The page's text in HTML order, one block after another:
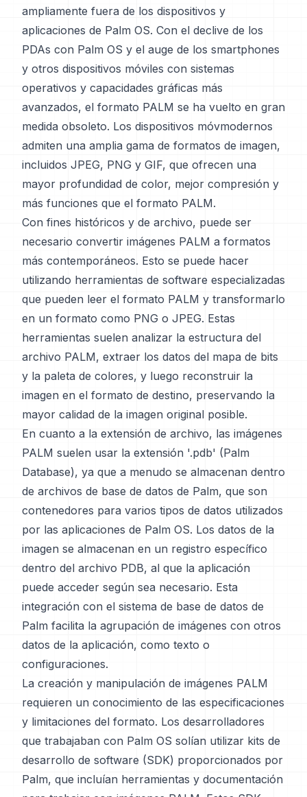
ampliamente fuera de los dispositivos y
aplicaciones de Palm OS. Con el declive de los
PDAs con Palm OS y el auge de los smartphones
y otros dispositivos móviles con sistemas
operativos y capacidades gráficas más
avanzados, el formato PALM se ha vuelto en gran
medida obsoleto. Los dispositivos móvmodernos
admiten una amplia gama de formatos de imagen,
incluidos JPEG, PNG y GIF, que ofrecen una
mayor profundidad de color, mejor compresión y
más funciones que el formato PALM.
Con fines históricos y de archivo, puede ser
necesario convertir imágenes PALM a formatos
más contemporáneos. Esto se puede hacer
utilizando herramientas de software especializadas
que pueden leer el formato PALM y transformarlo
en un formato como PNG o JPEG. Estas
herramientas suelen analizar la estructura del
archivo PALM, extraer los datos del mapa de bits
y la paleta de colores, y luego reconstruir la
imagen en el formato de destino, preservando la
mayor calidad de la imagen original posible.
En cuanto a la extensión de archivo, las imágenes
PALM suelen usar la extensión '.pdb' (Palm
Database), ya que a menudo se almacenan dentro
de archivos de base de datos de Palm, que son
contenedores para varios tipos de datos utilizados
por las aplicaciones de Palm OS. Los datos de la
imagen se almacenan en un registro específico
dentro del archivo PDB, al que la aplicación
puede acceder según sea necesario. Esta
integración con el sistema de base de datos de
Palm facilita la agrupación de imágenes con otros
datos de la aplicación, como texto o
configuraciones.
La creación y manipulación de imágenes PALM
requieren un conocimiento de las especificaciones
y limitaciones del formato. Los desarrolladores
que trabajaban con Palm OS solían utilizar kits de
desarrollo de software (SDK) proporcionados por
Palm, que incluían herramientas y documentación